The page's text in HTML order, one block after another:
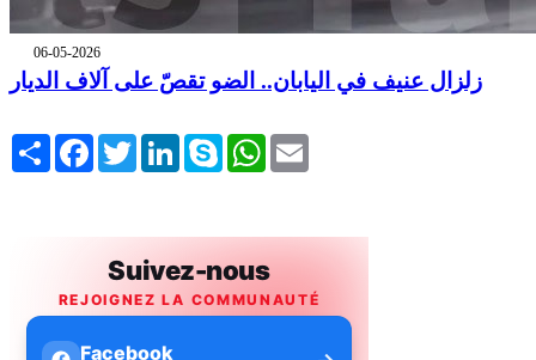
06-05-2026
زلزال عنيف في اليابان.. الضو تقصّ على آلاف الديار
Share FacebookTwitterLinkedInSkype WhatsApp